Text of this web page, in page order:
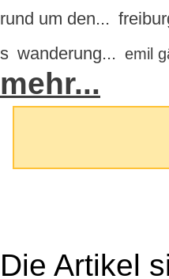
rund um den...
s wanderung... emil
mehr...
Die Artikel